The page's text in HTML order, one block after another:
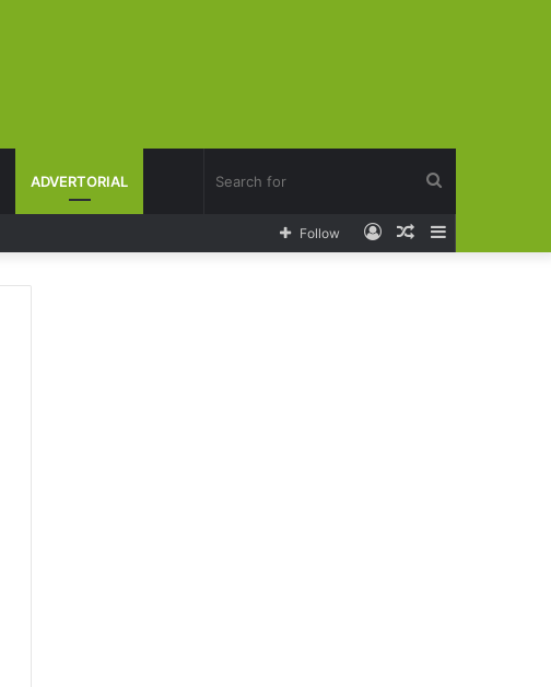
ADVERTORIAL
Random
Log
Follow